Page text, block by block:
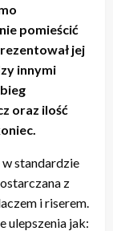
pomieścić
jej
innymi
oraz ilość
standardzie
z
i riserem.
ulepszenia jak: